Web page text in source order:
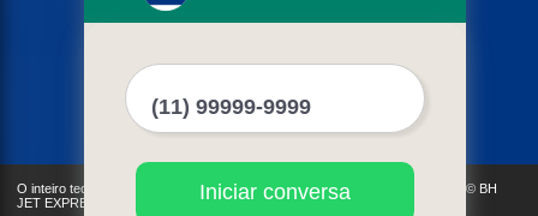
Mapa do site
O inteiro teor deste site está sujeito à proteção de direitos autorais. Copyright© BH
JET EXPRESS (Lei 9610 de 19/02/1998)Iniciar conversa